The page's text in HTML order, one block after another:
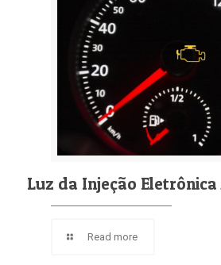
Luz da Injeção Eletrônica
Read more